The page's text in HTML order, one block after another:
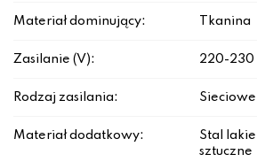
Materiał dominujący: Tkanina
Zasilanie (V): 220-230
Rodzaj zasilania: Sieciowe
Materiał dodatkowy:
Stal
sztuczne